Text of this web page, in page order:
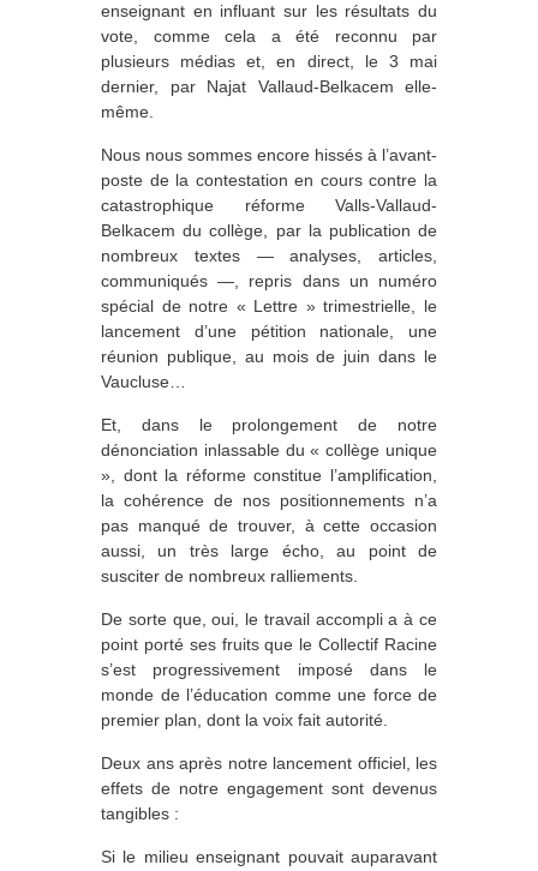
enseignant en influant sur les résultats du
vote, comme cela a été reconnu par
plusieurs médias et, en direct, le 3 mai
dernier, par Najat Vallaud-Belkacem elle-
même.
Nous nous sommes encore hissés à l’avant-
poste de la contestation en cours contre la
catastrophique réforme Valls-Vallaud-
Belkacem du collège, par la publication de
nombreux textes — analyses, articles,
communiqués —, repris dans un numéro
spécial de notre « Lettre » trimestrielle, le
lancement d’une pétition nationale, une
réunion publique, au mois de juin dans le
Vaucluse…
Et, dans le prolongement de notre
dénonciation inlassable du « collège unique
», dont la réforme constitue l’amplification,
la cohérence de nos positionnements n’a
pas manqué de trouver, à cette occasion
aussi, un très large écho, au point de
susciter de nombreux ralliements.
De sorte que, oui, le travail accompli a à ce
point porté ses fruits que le Collectif Racine
s’est progressivement imposé dans le
monde de l’éducation comme une force de
premier plan, dont la voix fait autorité.
Deux ans après notre lancement officiel, les
effets de notre engagement sont devenus
tangibles :
Si le milieu enseignant pouvait auparavant